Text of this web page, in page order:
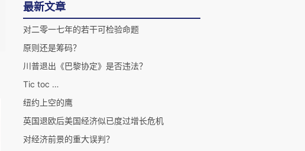
最新文章
对二零一七年的若干可检验命题
原则还是筹码？
川普退出《巴黎协定》是否违法？
Tic toc …
纽约上空的鹰
英国退欧后美国经济似已度过增长危机
对经济前景的重大误判？